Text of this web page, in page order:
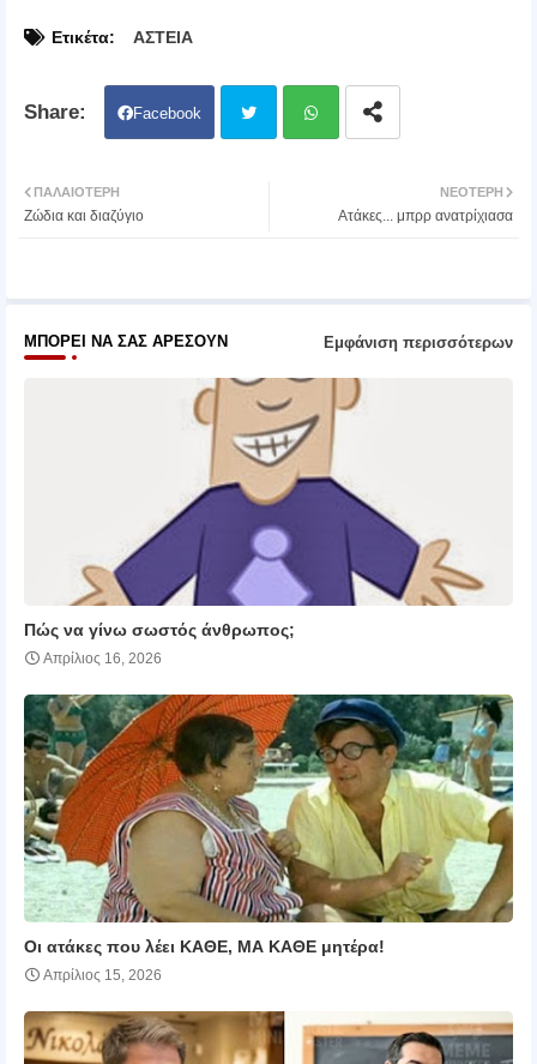
Ετικέτα: ΑΣΤΕΙΑ
Facebook
ΝΕΌΤΕΡΗ
Ατάκες... μπρρ ανατρίχιασα
ΠΑΛΑΙΌΤΕΡΗ
Ζώδια και διαζύγιο
ΜΠΟΡΕΊ ΝΑ ΣΑΣ ΑΡΈΣΟΥΝ Εμφάνιση περισσότερων
Πώς να γίνω σωστός άνθρωπος;
Απρίλιος 16, 2026
Οι ατάκες που λέει ΚΑΘΕ, ΜΑ ΚΑΘΕ μητέρα!
Απρίλιος 15, 2026